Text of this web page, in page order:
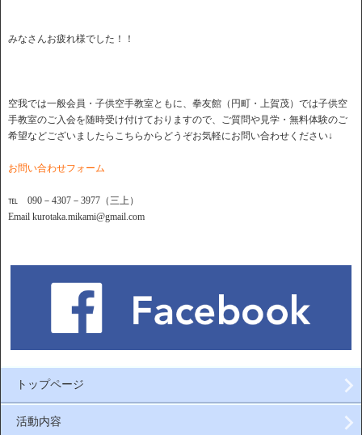
みなさんお疲れ様でした！！
空我では一般会員・子供空手教室ともに、拳友館（円町・上賀茂）では子供空
手教室のご入会を随時受け付けておりますので、ご質問や見学・無料体験のご
希望などございましたらこちらからどうぞお気軽にお問い合わせください↓
お問い合わせフォーム
℡ 090－4307－3977（三上）
Email kurotaka.mikami@gmail.com
トップページ
活動内容